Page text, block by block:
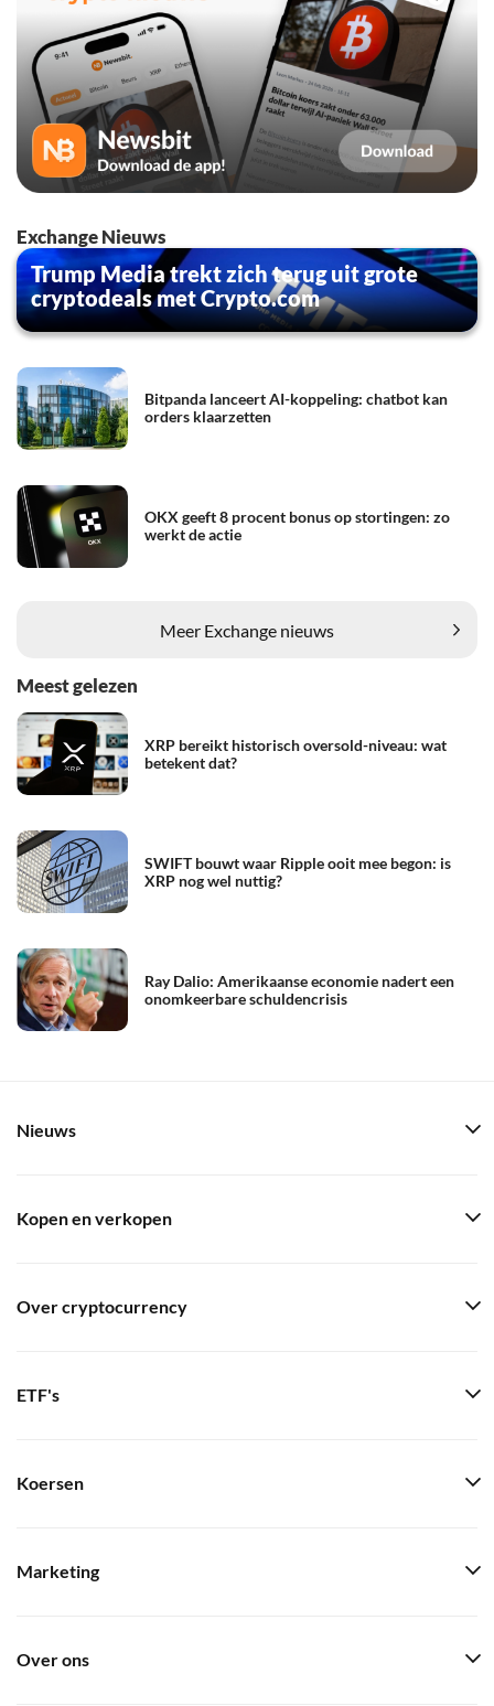
Exchange Nieuws
Trump Media trekt zich terug uit grote
cryptodeals met Crypto.com
Bitpanda lanceert AI-koppeling: chatbot kan
orders klaarzetten
OKX geeft 8 procent bonus op stortingen: zo
werkt de actie
Meer Exchange nieuws
Meest gelezen
XRP bereikt historisch oversold-niveau: wat
betekent dat?
SWIFT bouwt waar Ripple ooit mee begon: is
XRP nog wel nuttig?
Ray Dalio: Amerikaanse economie nadert een
onomkeerbare schuldencrisis
Nieuws
Kopen en verkopen
Over cryptocurrency
ETF's
Koersen
Marketing
Over ons